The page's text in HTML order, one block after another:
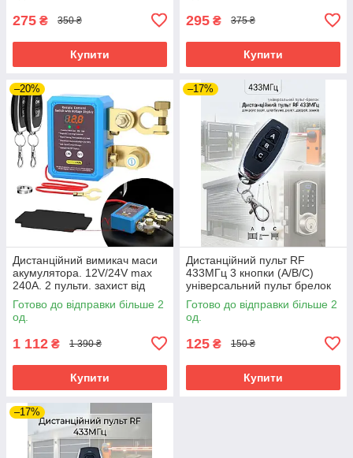
275 ₴ 350 ₴
Купити
295 ₴ 375 ₴
Купити
–20%
Дистанційний вимикач маси
акумулятора. 12V/24V max
240A. 2 пульти. захист від
розряду, дисплей
Готово до відправки більше 2
од.
1 112 ₴ 1 390 ₴
Купити
–17%
Дистанційний пульт RF
433МГц 3 кнопки (А/В/C)
універсальний пульт брелок
для реле коміра, шлагбауму,
ролет, дверей, замків
Готово до відправки більше 2
од.
125 ₴ 150 ₴
Купити
–17%